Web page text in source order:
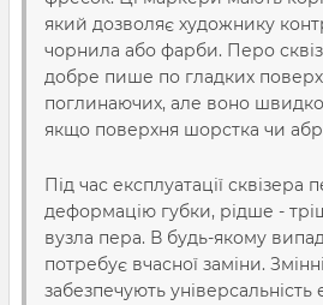
який дозволяє художнику
чорнила або фарби. Перо
добре пише по гладких
поглинаючих, але воно
якщо поверхня шорстка чи
Під час експлуатації
деформацію губки, рідше -
вузла пера. В будь-якому
потребує вчасної заміни.
забезпечують універсальність